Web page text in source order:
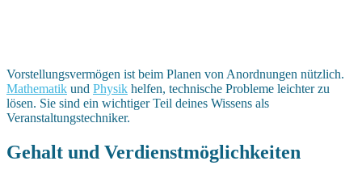
Vorstellungsvermögen ist beim Planen von Anordnungen nützlich.
Mathematik und Physik helfen, technische Probleme leichter zu
lösen. Sie sind ein wichtiger Teil deines Wissens als
Veranstaltungstechniker.
Gehalt und Verdienstmöglichkeiten